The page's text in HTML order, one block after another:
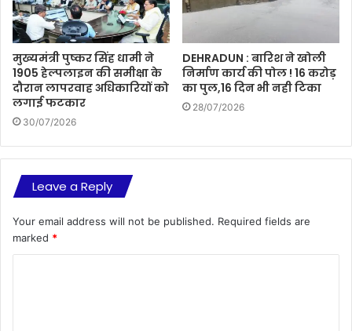
मुख्यमंत्री पुष्कर सिंह धामी ने
1905 हेल्पलाइन की समीक्षा के
दौरान लापरवाह अधिकारियों को
लगाई फटकार
30/07/2026
DEHRADUN : बारिश ने खोली
निर्माण कार्य की पोल ! 16 करोड़
का पुल,16 दिन भी नही टिका
28/07/2026
Leave a Reply
Your email address will not be published. Required fields are
marked *